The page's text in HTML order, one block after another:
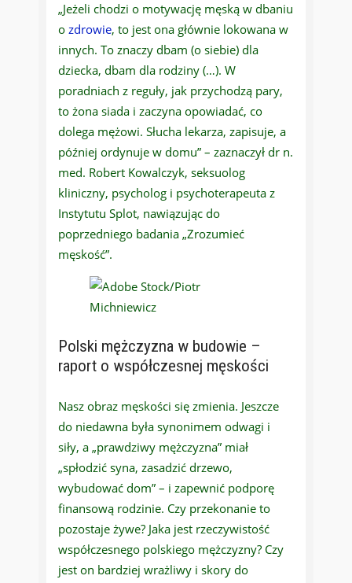
„Jeżeli chodzi o motywację męską w dbaniu
o zdrowie, to jest ona głównie lokowana w
innych. To znaczy dbam (o siebie) dla
dziecka, dbam dla rodziny (…). W
poradniach z reguły, jak przychodzą pary,
to żona siada i zaczyna opowiadać, co
dolega mężowi. Słucha lekarza, zapisuje, a
później ordynuje w domu” – zaznaczył dr n.
med. Robert Kowalczyk, seksuolog
kliniczny, psycholog i psychoterapeuta z
Instytutu Splot, nawiązując do
poprzedniego badania „Zrozumieć
męskość”.
Polski mężczyzna w budowie –
raport o współczesnej męskości
Nasz obraz męskości się zmienia. Jeszcze
do niedawna była synonimem odwagi i
siły, a „prawdziwy mężczyzna” miał
„spłodzić syna, zasadzić drzewo,
wybudować dom” – i zapewnić podporę
finansową rodzinie. Czy przekonanie to
pozostaje żywe? Jaka jest rzeczywistość
współczesnego polskiego mężczyzny? Czy
jest on bardziej wrażliwy i skory do